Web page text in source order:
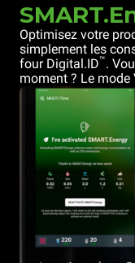
Optimisez votre
simplement les
four Digital.ID™.
moment ? Le mode